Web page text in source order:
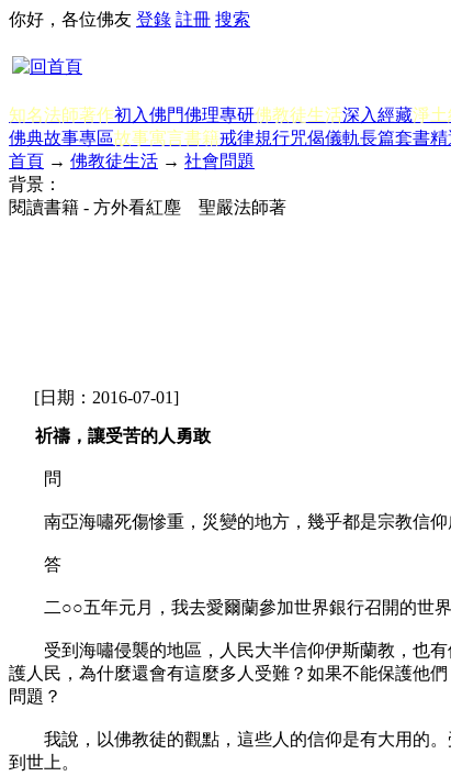
你好，各位佛友 登錄 註冊 搜索
知名法師著作初入佛門佛理專研佛教徒生活深入經藏淨
佛典故事專區故事寓言書籍戒律規行咒偈儀軌長篇套書精
首頁 → 佛教徒生活 → 社會問題
背景：
閱讀書籍 - 方外看紅塵 聖嚴法師著
[日期：2016-07-01]
祈禱，讓受苦的人勇敢
問
南亞海嘯死傷慘重，災變的地方，幾乎都是宗教信仰
答
二○○五年元月，我去愛爾蘭參加世界銀行召開的世界
受到海嘯侵襲的地區，人民大半信仰伊斯蘭教，也有
護人民，為什麼還會有這麼多人受難？如果不能保護他
問題？
我說，以佛教徒的觀點，這些人的信仰是有大用的。
到世上。